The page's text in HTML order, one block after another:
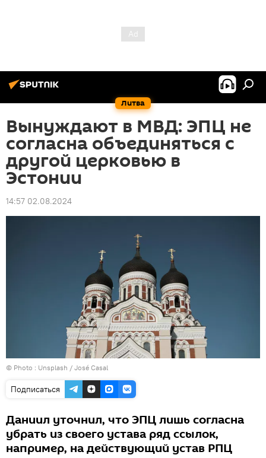
Литва
Вынуждают в МВД: ЭПЦ не
согласна объединяться с
другой церковью в
Эстонии
14:57 02.08.2024
© Photo : Unsplash / José Casal
Подписаться
Даниил уточнил, что ЭПЦ лишь согласна
убрать из своего устава ряд ссылок,
например, на действующий устав РПЦ